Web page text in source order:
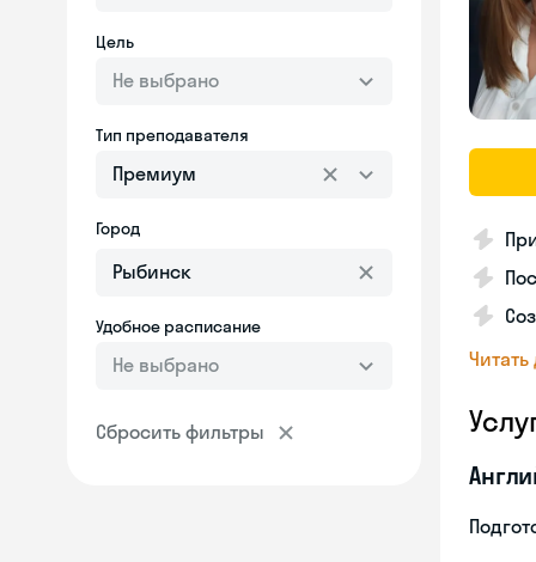
Цель
Не выбрано
Тип преподавателя
Премиум
Город
Удобное расписание
Не выбрано
Сбросить фильтры